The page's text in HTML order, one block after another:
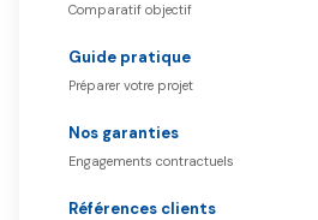
Comparatif objectif
Guide pratique
Préparer votre projet
Nos garanties
Engagements contractuels
Références clients